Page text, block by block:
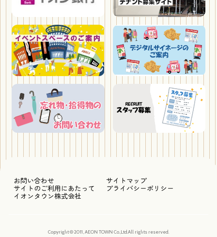
お問い合わせ
サイトマップ
サイトのご利用にあたって
プライバシーポリシー
イオンタウン株式会社
Copyright © 2011, AEON TOWN Co.,Ltd.All rights reserved.